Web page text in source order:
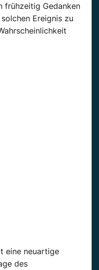
frühzeitig Gedanken
Ereignis zu
eine neuartige
des